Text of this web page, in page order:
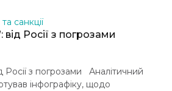
санкції
від Росії з погрозами
Росії з погрозами Аналітичний
інфографіку, щодо